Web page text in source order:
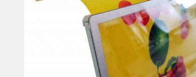
Листовые материалы
Клей, скотчи и крепёж
Мобильные конструкции и
POS-материалы